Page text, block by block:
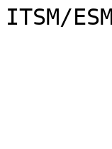
ITSM/